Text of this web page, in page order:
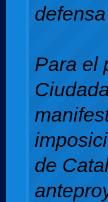
Para el
de